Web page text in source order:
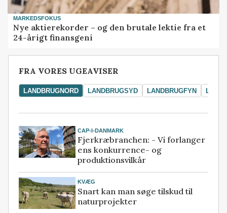
MARKEDSFOKUS
Nye aktierekorder – og den brutale lektie fra et
24-årigt finansgeni
FRA VORES UGEAVISER
LANDBRUGNORD LANDBRUGSYD LANDBRUGFYN
CAP-I-DANMARK
Fjerkræbranchen: - Vi forlanger
ens konkurrence- og
produktionsvilkår
KVÆG
Snart kan man søge tilskud til
naturprojekter